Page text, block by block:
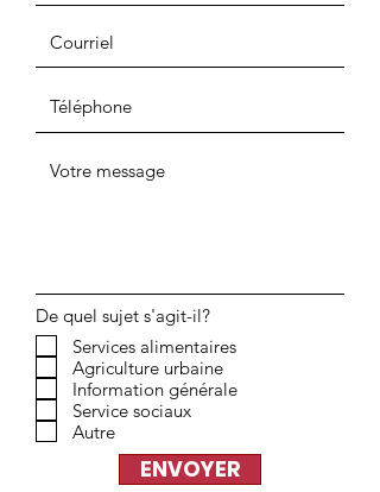
De quel sujet s'agit-il?
Services alimentaires
Agriculture urbaine
Information générale
Service sociaux
Autre
ENVOYER